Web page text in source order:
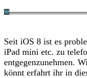
Seit iOS 8 ist es
iPad mini etc. zu
entgegenzunehmen.
könnt erfahrt ihr in